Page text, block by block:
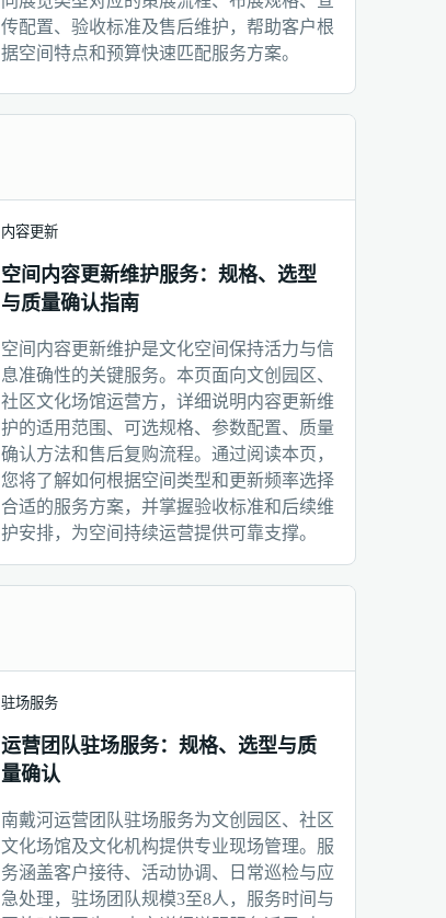
传配置、验收标准及售后维护，帮助客户根
据空间特点和预算快速匹配服务方案。
内容更新
空间内容更新维护服务：规格、选型
与质量确认指南
空间内容更新维护是文化空间保持活力与信
息准确性的关键服务。本页面向文创园区、
社区文化场馆运营方，详细说明内容更新维
护的适用范围、可选规格、参数配置、质量
确认方法和售后复购流程。通过阅读本页，
您将了解如何根据空间类型和更新频率选择
合适的服务方案，并掌握验收标准和后续维
护安排，为空间持续运营提供可靠支撑。
驻场服务
运营团队驻场服务：规格、选型与质
量确认
南戴河运营团队驻场服务为文创园区、社区
文化场馆及文化机构提供专业现场管理。服
务涵盖客户接待、活动协调、日常巡检与应
急处理，驻场团队规模3至8人，服务时间与